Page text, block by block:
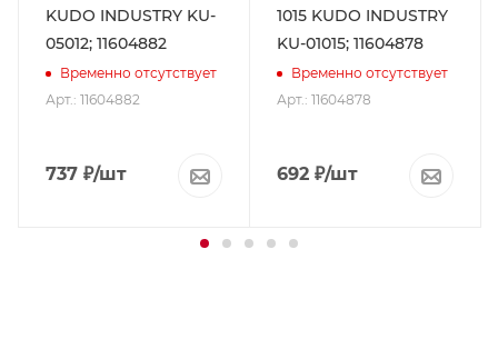
KUDO INDUSTRY KU-
05012; 11604882
Временно отсутствует
Арт.: 11604882
737 ₽/шт
1015 KUDO INDUSTRY
KU-01015; 11604878
Временно отсутствует
Арт.: 11604878
692 ₽/шт